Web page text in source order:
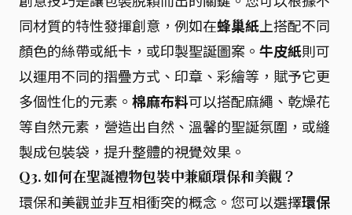
同材質的特性發揮創意，例如在蜂巢紙 上搭配不同
顏色的絲帶或紙卡，或印製聖誕圖案。 牛皮紙則可
以運用不同的摺疊方式、印章、彩繪等，賦予它更
多個性化的元素。 棉麻布料可以搭配麻繩、乾燥花
等自然元素，營造出自然、溫馨的聖誕氛圍，或縫
製成包裝袋，提升整體的視覺效果。
Q3. 如何在聖誕禮物包裝中兼顧環保和美觀？
環保和美觀並非互相衝突的概念。您可以選擇環保